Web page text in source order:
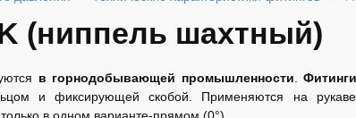
(ниппель шахтный)
в горнодобывающей промышленности .
и фиксирующей скобой. Применяются на